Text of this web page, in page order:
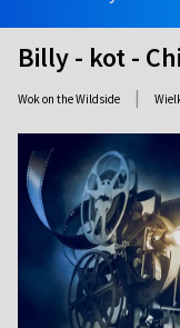
Billy - kot -
Wok on the Wildside |